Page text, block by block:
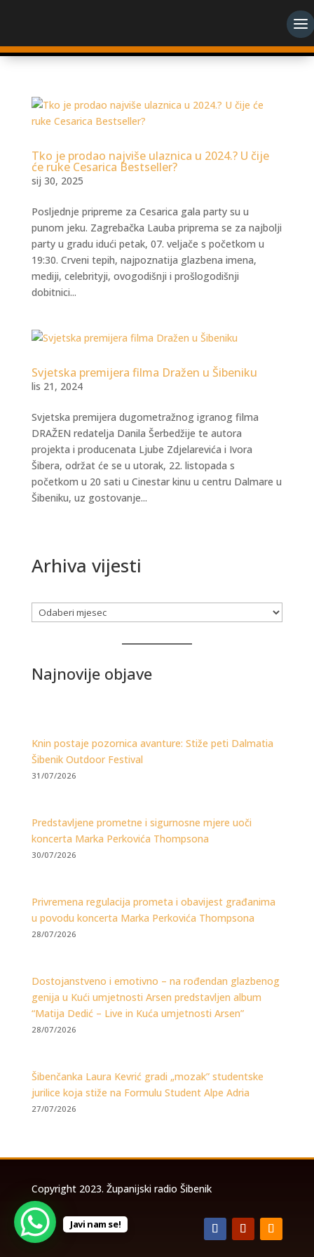
Tko je prodao najviše ulaznica u 2024.? U čije
će ruke Cesarica Bestseller?
sij 30, 2025
Posljednje pripreme za Cesarica gala party su u
punom jeku. Zagrebačka Lauba priprema se za najbolji
party u gradu idući petak, 07. veljače s početkom u
19:30. Crveni tepih, najpoznatija glazbena imena,
mediji, celebrityji, ovogodišnji i prošlogodišnji
dobitnici...
Svjetska premijera filma Dražen u Šibeniku
lis 21, 2024
Svjetska premijera dugometražnog igranog filma
DRAŽEN redatelja Danila Šerbedžije te autora
projekta i producenata Ljube Zdjelarevića i Ivora
Šibera, održat će se u utorak, 22. listopada s
početkom u 20 sati u Cinestar kinu u centru Dalmare u
Šibeniku, uz gostovanje...
Arhiva vijesti
Arhiva
Najnovije objave
Knin postaje pozornica avanture: Stiže peti Dalmatia
Šibenik Outdoor Festival
31/07/2026
Predstavljene prometne i sigurnosne mjere uoči
koncerta Marka Perkovića Thompsona
30/07/2026
Privremena regulacija prometa i obavijest građanima
u povodu koncerta Marka Perkovića Thompsona
28/07/2026
Dostojanstveno i emotivno – na rođendan glazbenog
genija u Kući umjetnosti Arsen predstavljen album
“Matija Dedić – Live in Kuća umjetnosti Arsen”
28/07/2026
Šibenčanka Laura Kevrić gradi „mozak” studentske
jurilice koja stiže na Formulu Student Alpe Adria
27/07/2026
Copyright 2023. Županijski radio Šibenik
Javi nam se!